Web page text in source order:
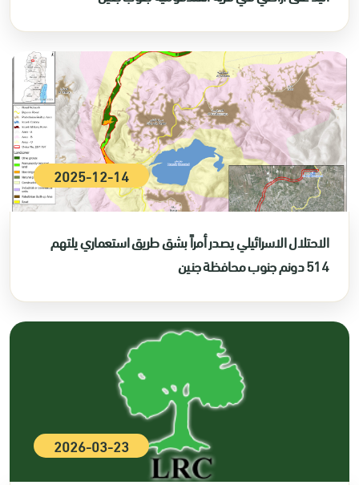
2025-12-14
الاحتلال الاسرائيلي يصدر أمراً بشق طريق استعماري يلتهم
514 دونم جنوب محافظة جنين
2026-03-23